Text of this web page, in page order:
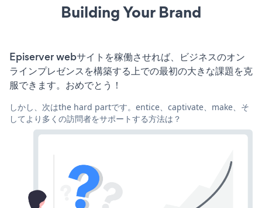
Building Your Brand
Episerver webサイトを稼働させれば、ビジネスのオン
ラインプレゼンスを構築する上での最初の大きな課題を克
服できます。おめでとう！
しかし、次はthe hard partです。entice、captivate、make、そ
してより多くの訪問者をサポートする方法は？